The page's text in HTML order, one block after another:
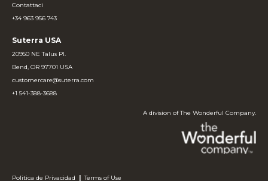
Contattaci
+34 963 956 743
Suterra USA
20950 NE Talus Pl.
Bend, OR 97701 USA
customercare@suterra.com
+1 541-388-3688
A division of The Wonderful Company.
Politica de Privacidad Terms of Use